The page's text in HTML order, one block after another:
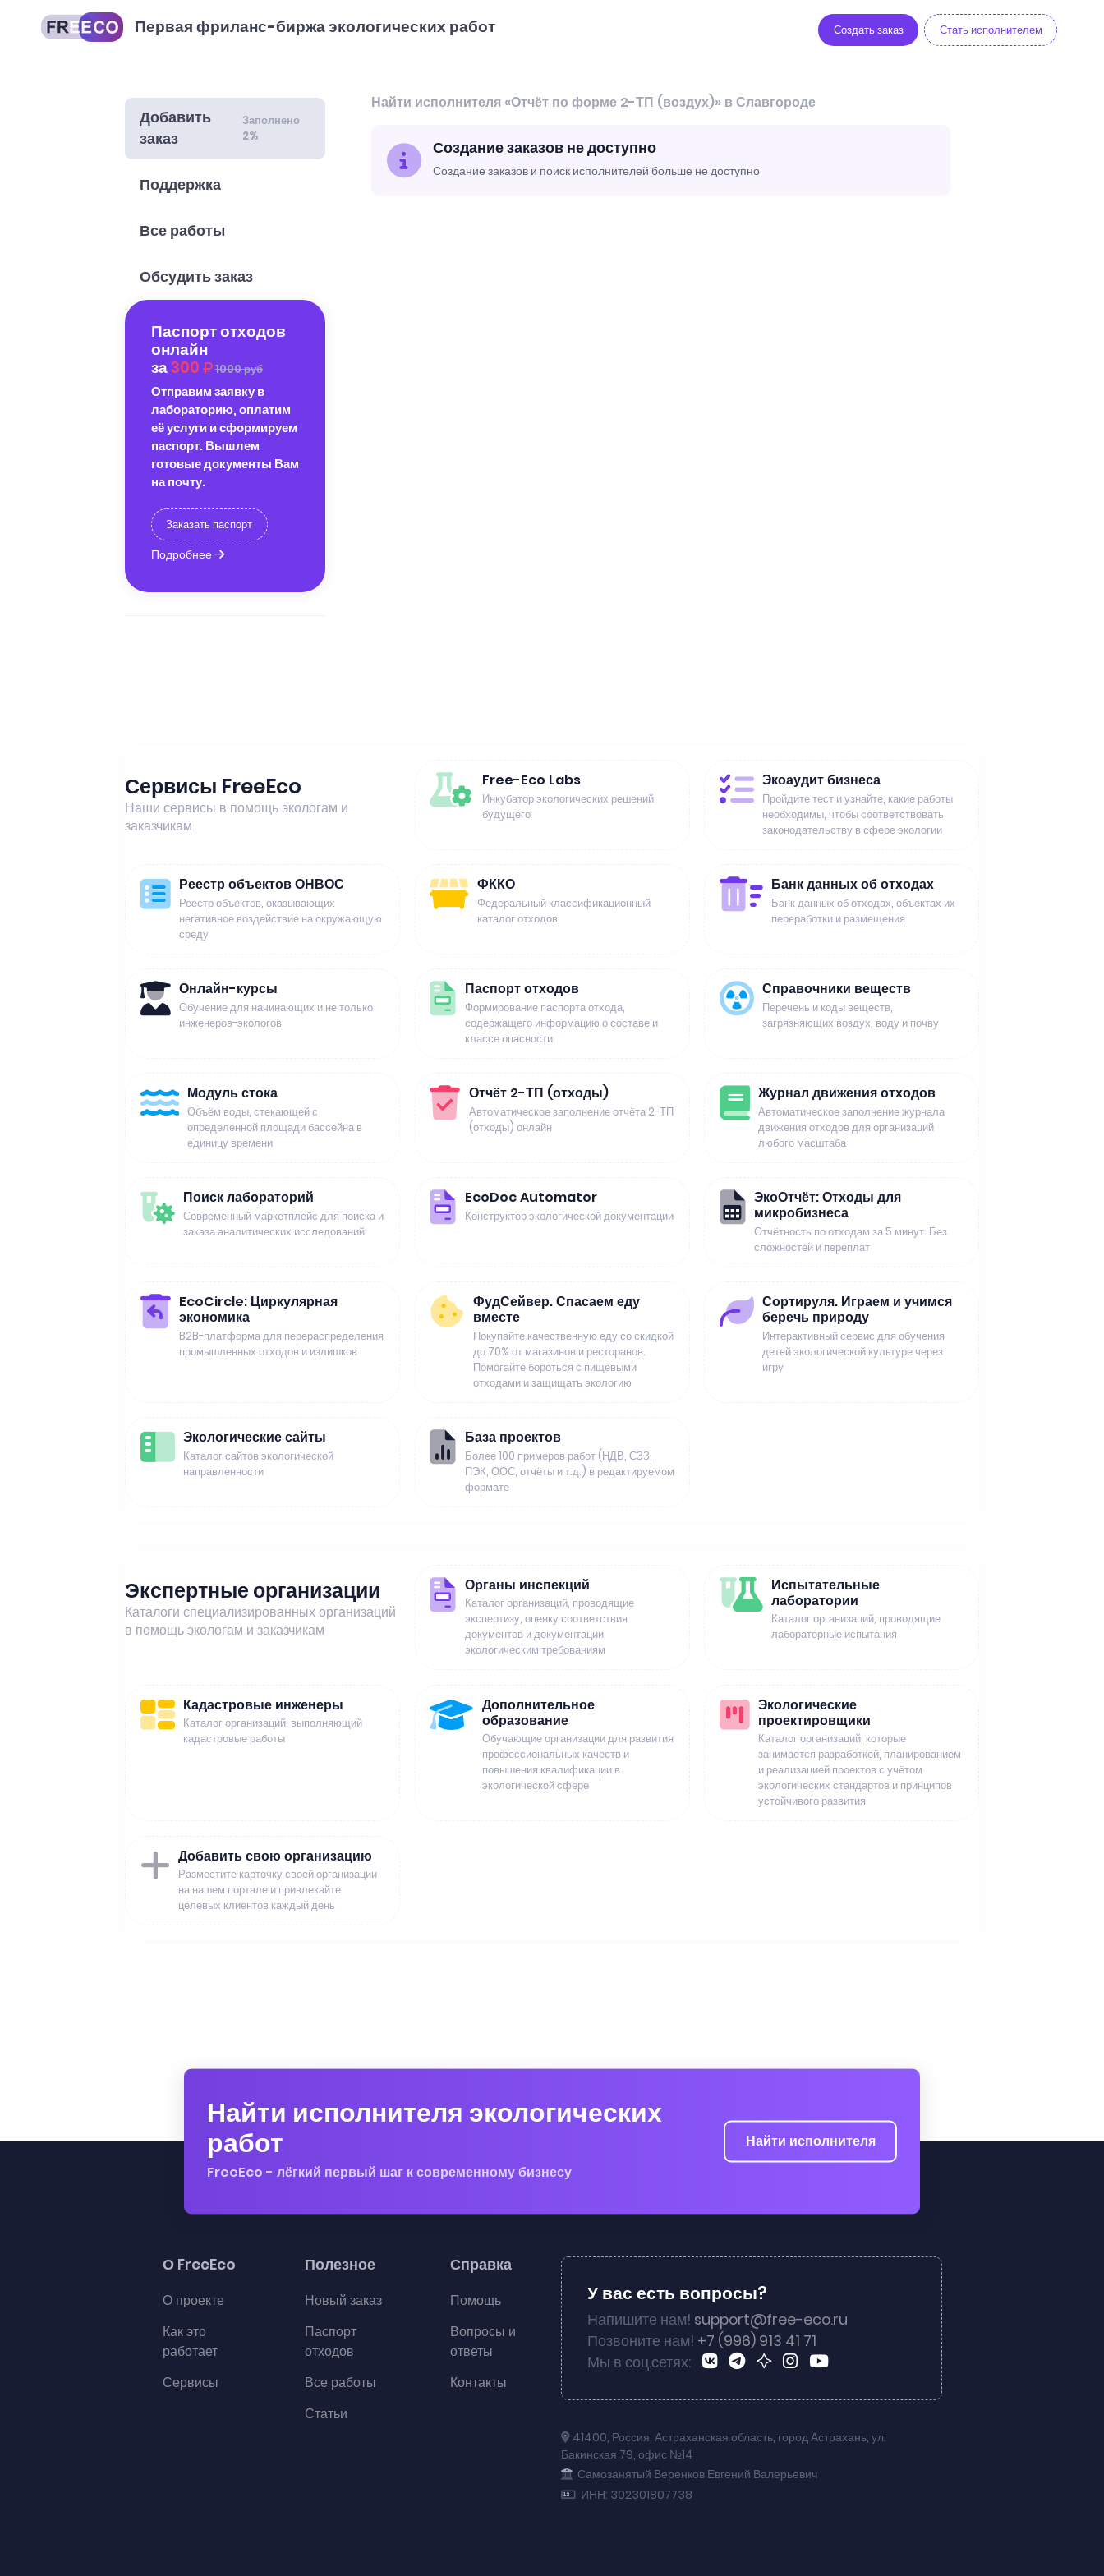
Первая фриланс-биржа экологических работ Создать заказ Стать исполнителем
Добавить
заказ
Заполнено
2%
Поддержка
Все работы
Обсудить заказ
Паспорт отходов
онлайн
за300 1000 руб
Отправим заявку в
лабораторию, оплатим
её услуги и сформируем
паспорт. Вышлем
готовые документы Вам
на почту.
Заказать паспорт
Подробнее
Найти исполнителя «Отчёт по форме 2-ТП (воздух)» в Славгороде
Создание заказов не доступно
Создание заказов и поиск исполнителей больше не доступно
Сервисы FreeEco
Наши сервисы в помощь экологам и
заказчикам
Free-Eco Labs
Инкубатор экологических решений
будущего
Экоаудит бизнеса
Пройдите тест и узнайте, какие работы
необходимы, чтобы соответствовать
законодательству в сфере экологии
Реестр объектов ОНВОС
Реестр объектов, оказывающих
негативное воздействие на окружающую
среду
ФККО
Федеральный классификационный
каталог отходов
Банк данных об отходах
Банк данных об отходах, объектах их
переработки и размещения
Онлайн-курсы
Обучение для начинающих и не только
инженеров-экологов
Паспорт отходов
Формирование паспорта отхода,
содержащего информацию о составе и
классе опасности
Справочники веществ
Перечень и коды веществ,
загрязняющих воздух, воду и почву
Модуль стока
Объём воды, стекающей с
определенной площади бассейна в
единицу времени
Отчёт 2-ТП (отходы)
Автоматическое заполнение отчёта 2-ТП
(отходы) онлайн
Журнал движения отходов
Автоматическое заполнение журнала
движения отходов для организаций
любого масштаба
Поиск лабораторий
Современный маркетплейс для поиска и
заказа аналитических исследований
EcoDoc Automator
Конструктор экологической документации
ЭкоОтчёт: Отходы для
микробизнеса
Отчётность по отходам за 5 минут. Без
сложностей и переплат
EcoCircle: Циркулярная
экономика
B2B-платформа для перераспределения
промышленных отходов и излишков
ФудСейвер. Спасаем еду
вместе
Покупайте качественную еду со скидкой
до 70% от магазинов и ресторанов.
Помогайте бороться с пищевыми
отходами и защищать экологию
Сортируля. Играем и учимся
беречь природу
Интерактивный сервис для обучения
детей экологической культуре через
игру
Экологические сайты
Каталог сайтов экологической
направленности
База проектов
Более 100 примеров работ (НДВ, СЗЗ,
ПЭК, ООС, отчёты и т.д.) в редактируемом
формате
Экспертные организации
Каталоги специализированных организаций
в помощь экологам и заказчикам
Органы инспекций
Каталог организаций, проводящие
экспертизу, оценку соответствия
документов и документации
экологическим требованиям
Испытательные
лаборатории
Каталог организаций, проводящие
лабораторные испытания
Кадастровые инженеры
Каталог организаций, выполняющий
кадастровые работы
Дополнительное
образование
Обучающие организации для развития
профессиональных качеств и
повышения квалификации в
экологической сфере
Экологические
проектировщики
Каталог организаций, которые
занимается разработкой, планированием
и реализацией проектов с учётом
экологических стандартов и принципов
устойчивого развития
Добавить свою организацию
Разместите карточку своей организации
на нашем портале и привлекайте
целевых клиентов каждый день
Найти исполнителя экологических
работ
FreeEco - лёгкий первый шаг к современному бизнесу
Найти исполнителя
О FreeEco
О проекте
Как это
работает
Сервисы
Полезное
Новый заказ
Паспорт
отходов
Все работы
Статьи
Справка
Помощь
Вопросы и
ответы
Контакты
У вас есть вопросы?
Напишите нам! support@free-eco.ru
Позвоните нам! +7 (996) 913 41 71
Мы в соц.сетях:
41400, Россия, Астраханская область, город Астрахань, ул.
Бакинская 79, офис №14
Самозанятый Веренков Евгений Валерьевич
ИНН: 302301807738